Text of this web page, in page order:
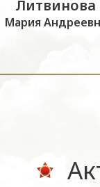
Литвинова
Мария